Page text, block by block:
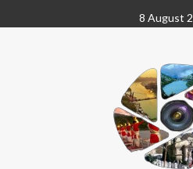
to
8 August